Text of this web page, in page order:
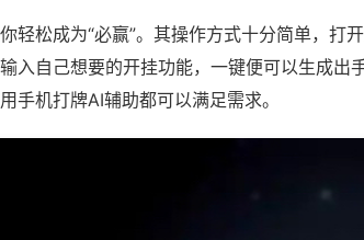
轻松成为“必赢”。其操作方式十分简单，打
入自己想要的开挂功能，一键便可以生成出
手机打牌AI辅助都可以满足需求。